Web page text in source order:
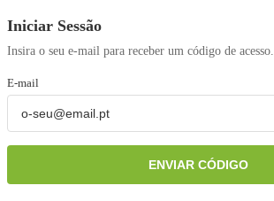
Iniciar Sessão
Insira o seu e-mail para receber um código de acesso.
E-mail
ENVIAR CÓDIGO